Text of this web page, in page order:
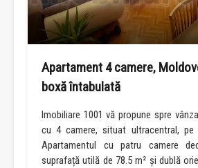
Apartament 4 camere,
boxă întabulată
Imobiliare 1001 vă propune spre
cu 4 camere, situat ultracentral, pe
Apartamentul cu patru camere
suprafață utilă de 78.5 m² și dublă